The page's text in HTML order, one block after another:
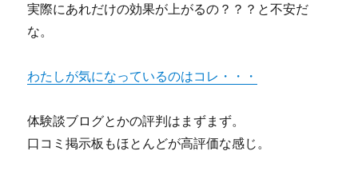
実際にあれだけの効果が上がるの？？？と不安だ
な。
わたしが気になっているのはコレ・・・
体験談ブログとかの評判はまずまず。
口コミ掲示板もほとんどが高評価な感じ。